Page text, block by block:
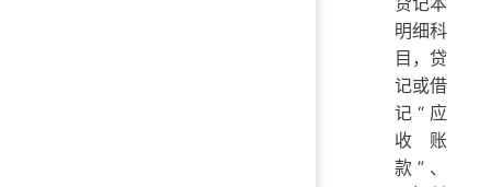
明细科
目，贷
记或借
记“应
收账
款”、